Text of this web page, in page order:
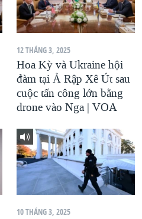
12 THÁNG 3, 2025
Hoa Kỳ và Ukraine hội
đàm tại Ả Rập Xê Út sau
cuộc tấn công lớn bằng
drone vào Nga | VOA
10 THÁNG 3, 2025